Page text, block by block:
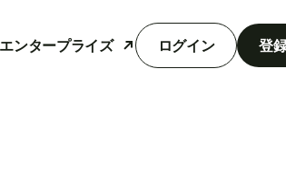
エンタープライズ ログイン 登